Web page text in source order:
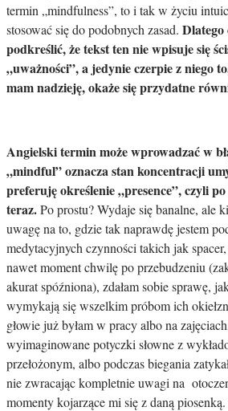
termin „mindfulness”, to i tak w życiu
stosować się do podobnych zasad. Dlatego
podkreślić, że tekst ten nie wpisuje się
„uważności”, a jedynie czerpie z niego
mam nadzieję, okaże się przydatne
Angielski termin może wprowadzać w
„mindful” oznacza stan koncentracji
preferuję określenie „presence”, czyli
teraz.Po prostu? Wydaje się banalne, ale
uwagę na to, gdzie tak naprawdę jestem
medytacyjnych czynności takich jak
nawet moment chwilę po przebudzeniu
akurat spóźniona), zdałam sobie sprawę,
wymykają się wszelkim próbom ich
głowie już byłam w pracy albo na
wyimaginowane potyczki słowne z
przełożonym, albo podczas biegania
nie zwracając kompletnie uwagi na
momenty kojarzące mi się z daną